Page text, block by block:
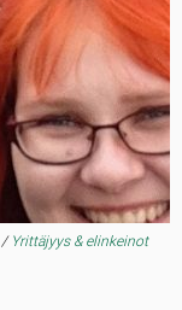
/ Yrittäjyys & elinkeinot